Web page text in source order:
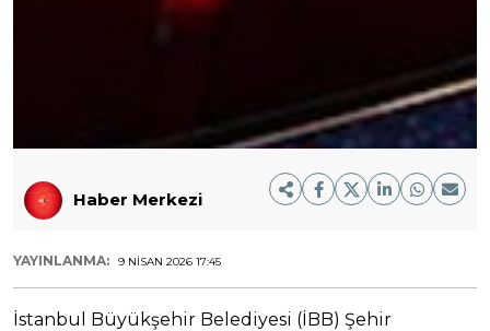
Haber Merkezi
YAYINLANMA: 9 NISAN 2026 17:45
İstanbul Büyükşehir Belediyesi (İBB) Şehir